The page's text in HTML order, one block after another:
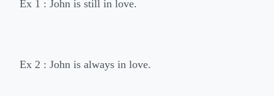
Ex 1 : John is still in love.
Ex 2 : John is always in love.